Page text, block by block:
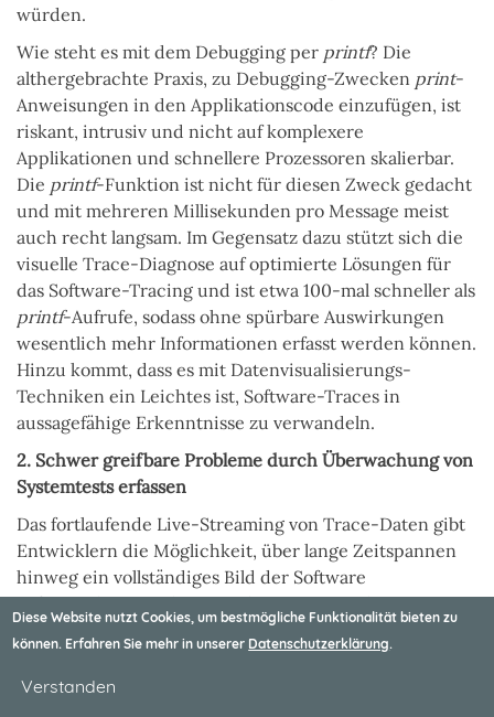
würden.
Wie steht es mit dem Debugging per printf? Die
althergebrachte Praxis, zu Debugging-Zwecken print-
Anweisungen in den Applikationscode einzufügen, ist
riskant, intrusiv und nicht auf komplexere
Applikationen und schnellere Prozessoren skalierbar.
Die printf-Funktion ist nicht für diesen Zweck gedacht
und mit mehreren Millisekunden pro Message meist
auch recht langsam. Im Gegensatz dazu stützt sich die
visuelle Trace-Diagnose auf optimierte Lösungen für
das Software-Tracing und ist etwa 100-mal schneller als
printf-Aufrufe, sodass ohne spürbare Auswirkungen
wesentlich mehr Informationen erfasst werden können.
Hinzu kommt, dass es mit Datenvisualisierungs-
Techniken ein Leichtes ist, Software-Traces in
aussagefähige Erkenntnisse zu verwandeln.
2. Schwer greifbare Probleme durch Überwachung von
Systemtests erfassen
Das fortlaufende Live-Streaming von Trace-Daten gibt
Entwicklern die Möglichkeit, über lange Zeitspannen
hinweg ein vollständiges Bild der Software
aufzuzeichnen und zu visualisieren, um schwer
fassbare Softwarefehler aufzudecken, die sonst
schwierig zu reproduzieren und zu beseitigen wären.
Auf diese Weise lassen sich etwaige Unstimmigkeiten in
Diese Website nutzt Cookies, um bestmögliche Funktionalität bieten zu
können. Erfahren Sie mehr in unserer Datenschutzerklärung.
Verstanden